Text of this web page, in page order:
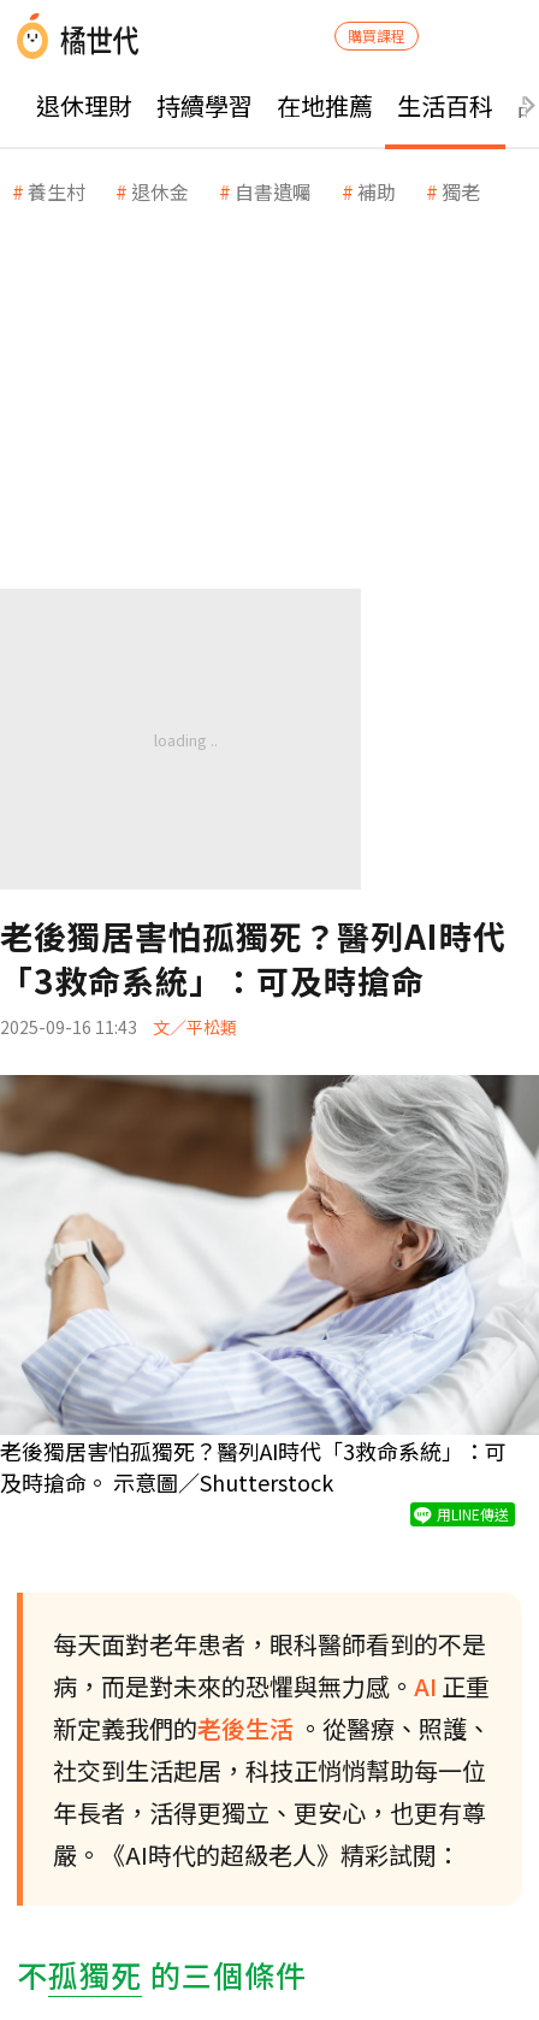
購買課程
退休理財 持續學習 在地推薦 生活百科
養生村 退休金 自書遺囑 補助 獨老
老後獨居害怕孤獨死？醫列AI時代
「3救命系統」：可及時搶命
2025-09-16 11:43 文／平松類
老後獨居害怕孤獨死？醫列AI時代「3救命系統」：可
及時搶命。 示意圖／Shutterstock
用LINE傳送
每天面對老年患者，眼科醫師看到的不是
病，而是對未來的恐懼與無力感。 AI 正重
新定義我們的老後生活 。從醫療、照護、
社交到生活起居，科技正悄悄幫助每一位
年長者，活得更獨立、更安心，也更有尊
嚴。《AI時代的超級老人》精彩試閱：
不孤獨死 的三個條件